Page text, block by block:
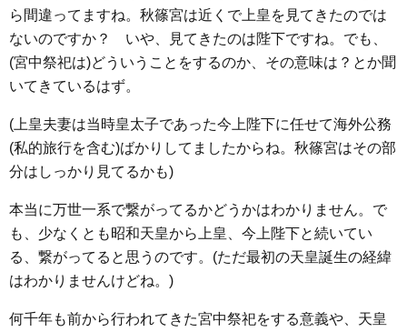
ら間違ってますね。秋篠宮は近くで上皇を見てきたのでは
ないのですか？ いや、見てきたのは陛下ですね。でも、
(宮中祭祀は)どういうことをするのか、その意味は？とか聞
いてきているはず。
(上皇夫妻は当時皇太子であった今上陛下に任せて海外公務
(私的旅行を含む)ばかりしてましたからね。秋篠宮はその部
分はしっかり見てるかも)
本当に万世一系で繋がってるかどうかはわかりません。で
も、少なくとも昭和天皇から上皇、今上陛下と続いてい
る、繋がってると思うのです。(ただ最初の天皇誕生の経緯
はわかりませんけどね。)
何千年も前から行われてきた宮中祭祀をする意義や、天皇